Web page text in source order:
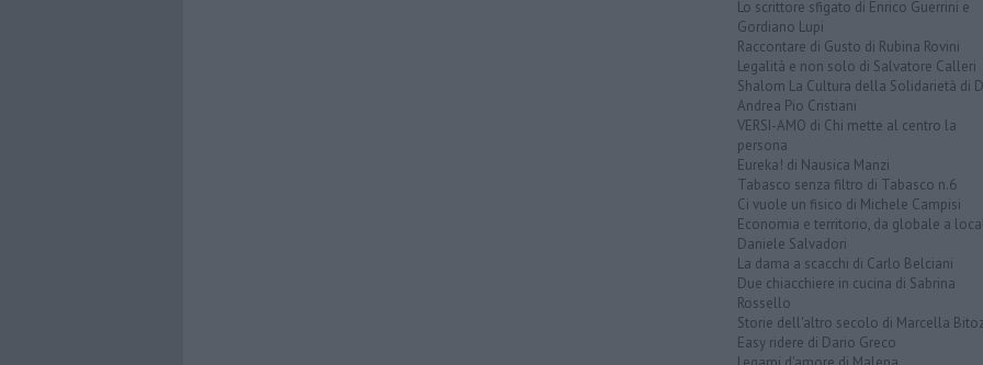
Lo scrittore sfigato di Enrico Guerrini e
Gordiano Lupi
Raccontare di Gusto di Rubina Rovini
Legalità e non solo di Salvatore Calleri
Shalom La Cultura della Solidarietà di
Andrea Pio Cristiani
VERSI-AMO di Chi mette al centro la
persona
Eureka! di Nausica Manzi
Tabasco senza filtro di Tabasco n.6
Ci vuole un fisico di Michele Campisi
Economia e territorio, da globale a
Daniele Salvadori
La dama a scacchi di Carlo Belciani
Due chiacchiere in cucina di Sabrina
Rossello
Storie dell'altro secolo di Marcella
Easy ridere di Dario Greco